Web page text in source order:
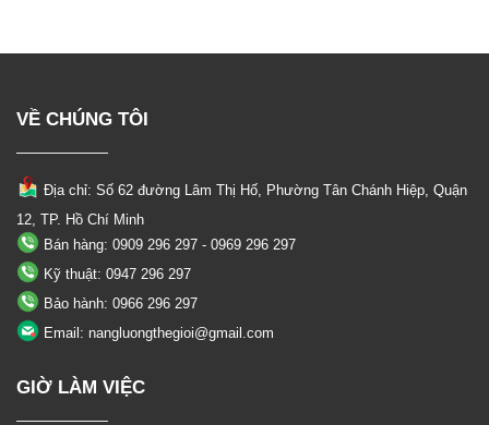
VỀ CHÚNG TÔI
Địa chỉ: Số 62 đường Lâm Thị Hố, Phường Tân Chánh Hiệp, Quận
12, TP. Hồ Chí Minh
Bán hàng: 0909 296 297 - 0969 296 297
Kỹ thuật: 0947 296 297
Bảo hành: 0966 296 297
Email: nangluongthegioi@gmail.com
GIỜ LÀM VIỆC